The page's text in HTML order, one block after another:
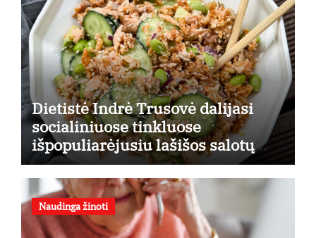
Dietistė Indrė Trusovė dalijasi
socialiniuose tinkluose
išpopuliarėjusiu lašišos salotų
receptu
Naudinga žinoti